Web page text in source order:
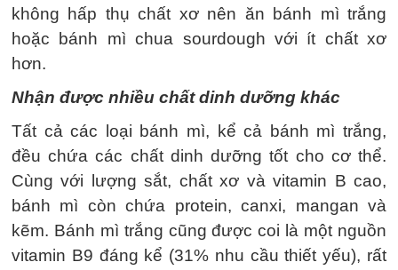
không hấp thụ chất xơ nên ăn bánh mì trắng
hoặc bánh mì chua sourdough với ít chất xơ
hơn.
Nhận được nhiều chất dinh dưỡng khác
Tất cả các loại bánh mì, kể cả bánh mì trắng,
đều chứa các chất dinh dưỡng tốt cho cơ thể.
Cùng với lượng sắt, chất xơ và vitamin B cao,
bánh mì còn chứa protein, canxi, mangan và
kẽm. Bánh mì trắng cũng được coi là một nguồn
vitamin B9 đáng kể (31% nhu cầu thiết yếu), rất